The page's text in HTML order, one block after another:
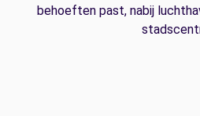
behoeften past, nabij